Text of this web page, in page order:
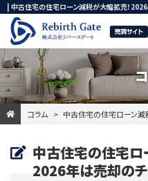
コラム 中古住宅の住宅ローン減
中古住宅の住宅ロ
2026年は売却のチ